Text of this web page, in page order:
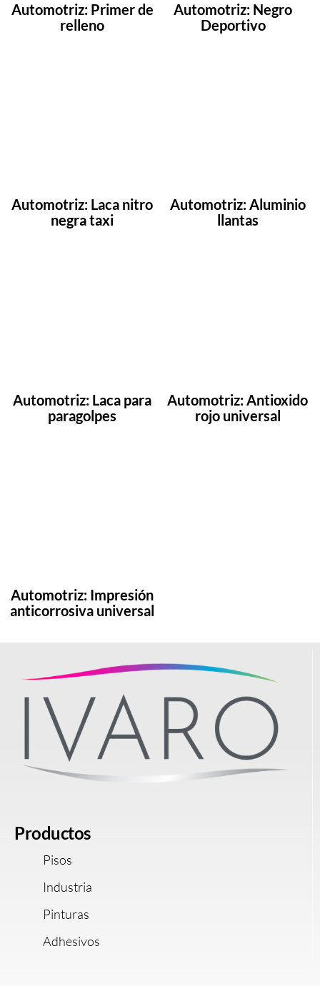
Automotriz: Primer de
relleno
Automotriz: Negro
Deportivo
Automotriz: Laca nitro
negra taxi
Automotriz: Aluminio
llantas
Automotriz: Laca para
paragolpes
Automotriz: Antioxido
rojo universal
Automotriz: Impresión
anticorrosiva universal
Productos
Pisos
Industria
Pinturas
Adhesivos